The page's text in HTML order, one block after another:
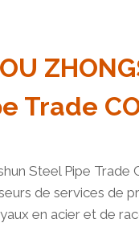
Trade
Steel Pipe Trade
de services de
en acier et de